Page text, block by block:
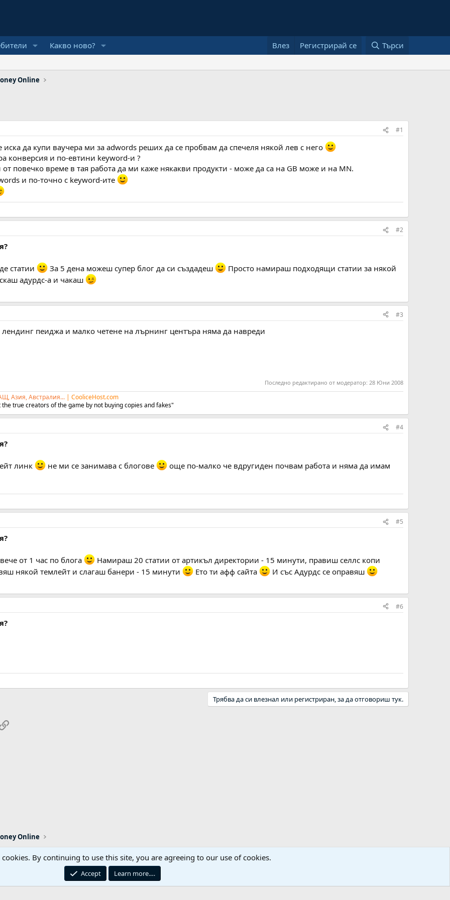
Какво ново? Влез Регистрирай се Търси
Online
#1
да купи ваучера ми за adwords реших да се пробвам да спечеля някой лев с него
конверсия и по-евтини keyword-и ?
повечко време в тая работа да ми каже някакви продукти - може да са на GB може и на MN.
и по-точно с keyword-ите
#2
статии За 5 дена можеш супер блог да си създадеш
Просто намираш подходящи статии за някой
адурдс-а и чакаш
#3
пеиджа и малко четене на лърнинг центъра няма да навреди
Последно редактирано от модератор: 28 Юни 2008
Азия, Австралия... | CooliceHost.com
true creators of the game by not buying copies and fakes"
#4
линк не ми се занимава с блогове още по-малко че вдругиден почвам работа и няма да имам
#5
от 1 час по блога
Намираш 20 статии от артикъл директории - 15 минути, правиш селлс копи
някой темлейт и слагаш банери - 15 минути
Ето ти афф сайта И със Адурдс се оправяш
#6
Трябва да си влезнал или регистриран, за да отговориш тук.
Link
Online
Реклама / Advertising Контакти Общи правила Декларация за поверителност
© 2006-2026. Hosting by:
cookies. By continuing to use this site, you are agreeing to our use of cookies.
Accept Learn more.…